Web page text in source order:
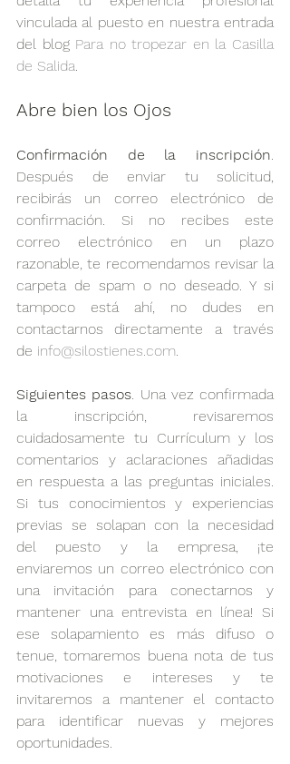
vinculada al puesto en nuestra entrada
del blog Para no tropezar en la Casilla
de Salida
Abre bien los Ojos
Confirmación de la inscripción
Después de enviar tu solicitud,
recibirás un correo electrónico de
confirmación. Si no recibes este
correo electrónico en un plazo
razonable, te recomendamos revisar la
carpeta de spam o no deseado. Y si
tampoco está ahí, no dudes en
contactarnos directamente a través
de info@silostienes.com
Siguientes pasos . Una vez confirmada
la inscripción, revisaremos
cuidadosamente tu Currículum y los
comentarios y aclaraciones añadidas
en respuesta a las preguntas iniciales.
Si tus conocimientos y experiencias
previas se solapan con la necesidad
del puesto y la empresa, ¡te
enviaremos un correo electrónico con
una invitación para conectarnos y
mantener una entrevista en línea! Si
ese solapamiento es más difuso o
tenue, tomaremos buena nota de tus
motivaciones e intereses y te
invitaremos a mantener el contacto
para identificar nuevas y mejores
oportunidades.